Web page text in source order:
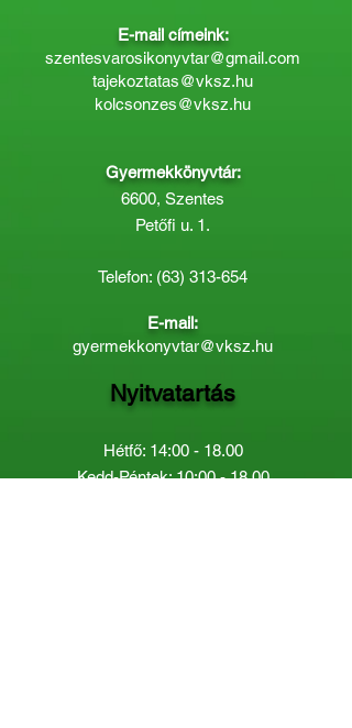
E-mail címeink:
szentesvarosikonyvtar@gmail.com
tajekoztatas@vksz.hu
kolcsonzes@vksz.hu
Gyermekkönyvtár:
6600, Szentes
Petőfi u. 1.
Telefon: (63) 313-654
E-mail:
gyermekkonyvtar@vksz.hu
Nyitvatartás
Hétfő: 14:00 - 18.00
Kedd-Péntek: 10:00 - 18.00